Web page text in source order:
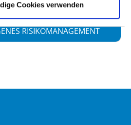
Cookies verwenden
RISIKOMANAGEMENT